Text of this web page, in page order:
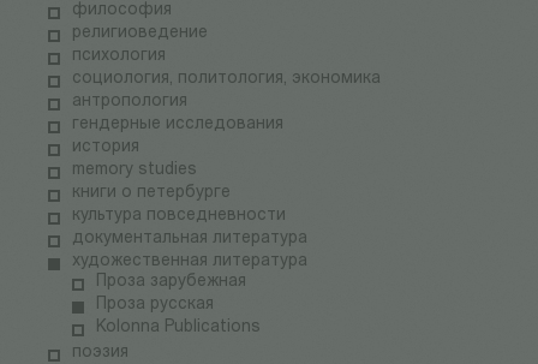
философия
религиоведение
психология
социология, политология, экономика
антропология
гендерные исследования
история
memory studies
книги о петербурге
культура повседневности
документальная литература
художественная литература
Проза зарубежная
Проза русская
Kolonna Publications
поэзия